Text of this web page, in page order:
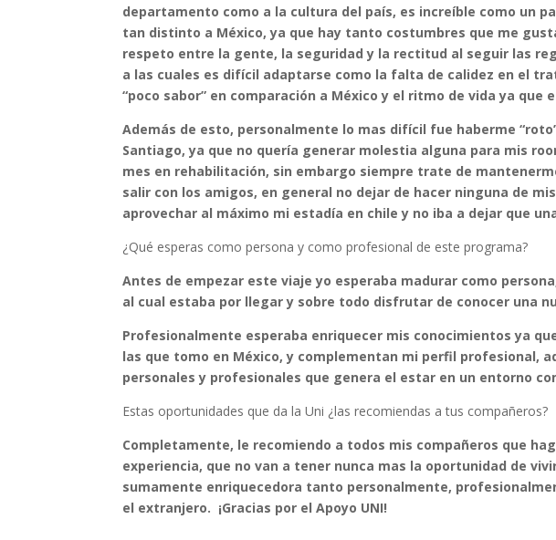
departamento como a la cultura del país, es increíble como un
tan distinto a México, ya que hay tanto costumbres que me
respeto entre la gente, la seguridad y la rectitud al seguir las
a las cuales es difícil adaptarse como la falta de calidez en el
“poco sabor” en comparación a México y el ritmo de vida ya que
Además de esto, personalmente lo mas difícil fue haberme
Santiago, ya que no quería generar molestia alguna para mis
mes en rehabilitación, sin embargo siempre trate de
salir con los amigos, en general no dejar de hacer ninguna de
aprovechar al máximo mi estadía en chile y no iba a dejar que
¿Qué esperas como persona y como profesional de este programa?
Antes de empezar este viaje yo esperaba madurar como
al cual estaba por llegar y sobre todo disfrutar de conocer una
Profesionalmente esperaba enriquecer mis conocimientos ya
las que tomo en México, y complementan mi perfil profesional,
personales y profesionales que genera el estar en un entorno
Estas oportunidades que da la Uni ¿las recomiendas a tus compañeros?
Completamente, le recomiendo a todos mis compañeros que
experiencia, que no van a tener nunca mas la oportunidad de
sumamente enriquecedora tanto personalmente,
el extranjero. ¡Gracias por el Apoyo UNI!